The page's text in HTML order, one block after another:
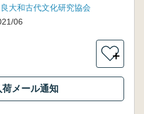
大和古代文化研究協会
06
＋
荷メール通知